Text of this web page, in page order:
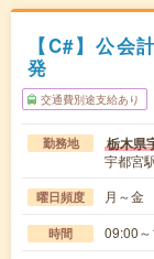
【C#】公会
発
交通費別途支給あり
勤務地 栃木県
宇都宮
曜日頻度 月～金
時間 09:00